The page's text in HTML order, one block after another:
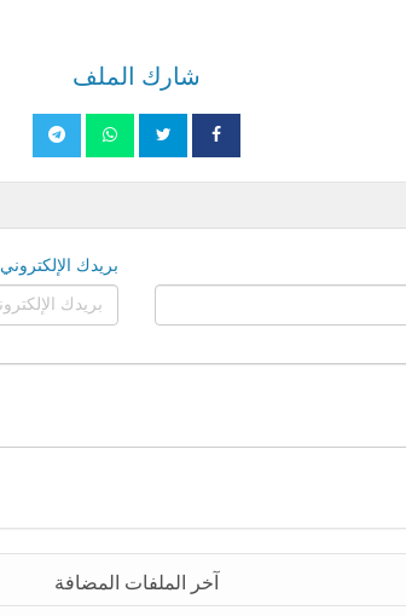
شارك الملف
بريدك الإلكتروني
آخر الملفات المضافة